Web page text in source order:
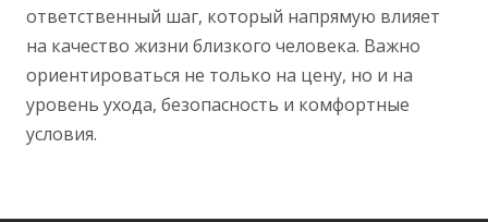
ответственный шаг, который напрямую влияет
на качество жизни близкого человека. Важно
ориентироваться не только на цену, но и на
уровень ухода, безопасность и комфортные
условия.